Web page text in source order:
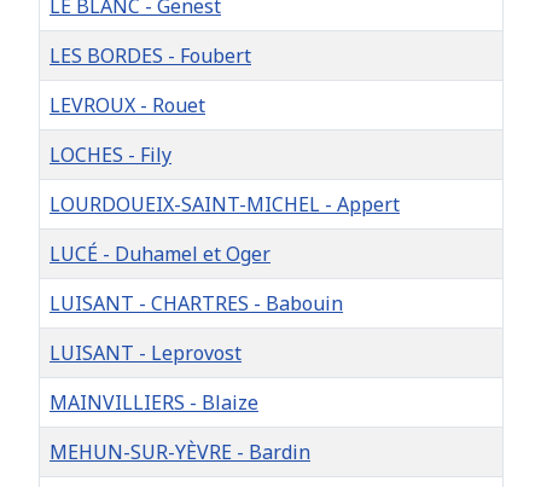
LE BLANC - Genest
LES BORDES - Foubert
LEVROUX - Rouet
LOCHES - Fily
LOURDOUEIX-SAINT-MICHEL - Appert
LUCÉ - Duhamel et Oger
LUISANT - CHARTRES - Babouin
LUISANT - Leprovost
MAINVILLIERS - Blaize
MEHUN-SUR-YÈVRE - Bardin